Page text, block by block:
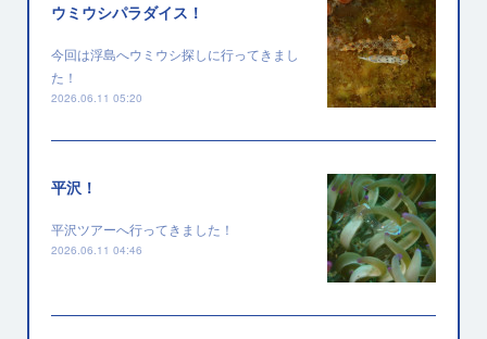
ウミウシパラダイス！
今回は浮島へウミウシ探しに行ってきまし
た！
2026.06.11 05:20
平沢！
平沢ツアーへ行ってきました！
2026.06.11 04:46